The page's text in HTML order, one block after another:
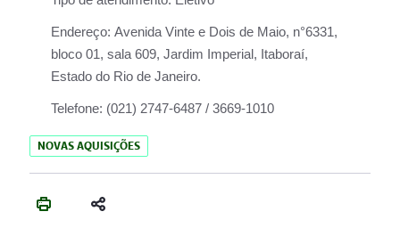
Endereço: Avenida Vinte e Dois de Maio, n°6331,
bloco 01, sala 609, Jardim Imperial, Itaboraí,
Estado do Rio de Janeiro.
Telefone: (021) 2747-6487 / 3669-1010
NOVAS AQUISIÇÕES